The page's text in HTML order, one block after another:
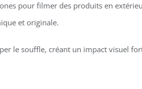
pour filmer des produits en
et originale.
le souffle, créant un impact visuel